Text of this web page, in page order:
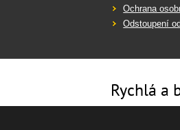
Ochrana
Odstoupení
Rychlá a